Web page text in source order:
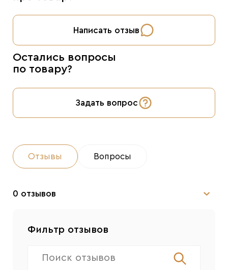
Написать отзыв
Остались вопросы
по товару?
Задать вопрос
Отзывы Вопросы
0 отзывов
Фильтр отзывов